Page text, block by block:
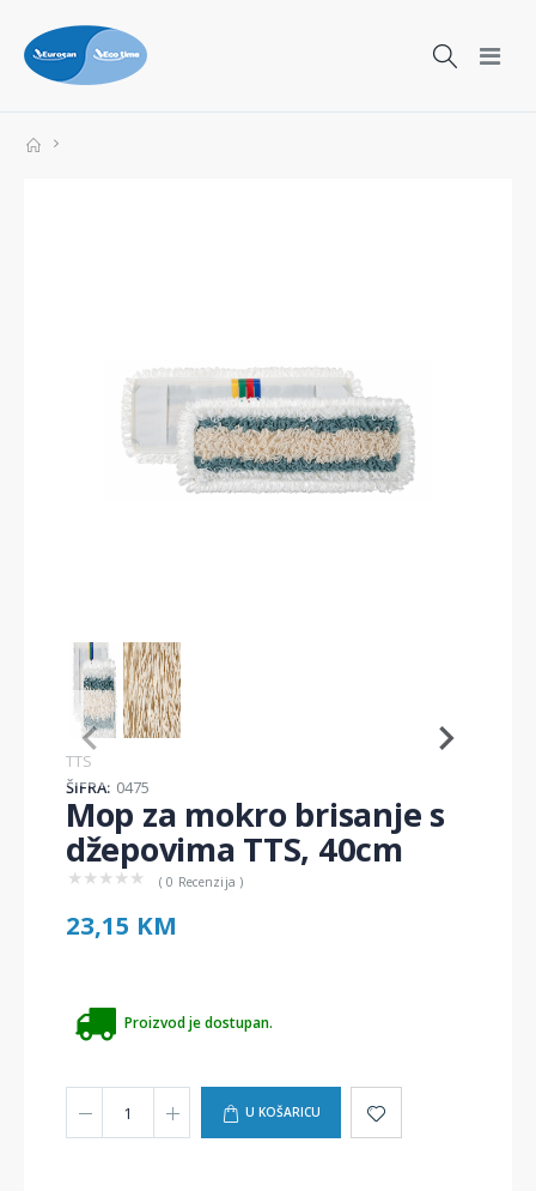
Item
1
of
2
TTS
ŠIFRA: 0475
Mop za mokro brisanje s
džepovima TTS, 40cm
★ ★ ★ ★ ★ ( 0 Recenzija )
23,15 KM
Proizvod je dostupan.
U KOŠARICU